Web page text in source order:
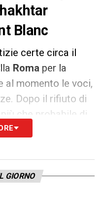
Blanc
certe circa il
Romaper la
al momento le voci,
Dopo il rifiuto di
che probabile di
conferma con il
però vicino alla
dell’Atalanta,
GIORNO